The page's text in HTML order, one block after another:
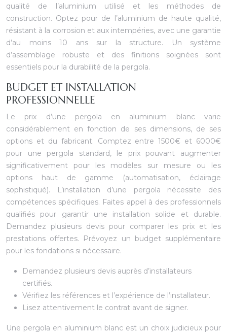
qualité de l’aluminium utilisé et les méthodes de
construction. Optez pour de l’aluminium de haute qualité,
résistant à la corrosion et aux intempéries, avec une garantie
d’au moins 10 ans sur la structure. Un système
d’assemblage robuste et des finitions soignées sont
essentiels pour la durabilité de la pergola.
BUDGET ET INSTALLATION
PROFESSIONNELLE
Le prix d’une pergola en aluminium blanc varie
considérablement en fonction de ses dimensions, de ses
options et du fabricant. Comptez entre 1500€ et 6000€
pour une pergola standard, le prix pouvant augmenter
significativement pour les modèles sur mesure ou les
options haut de gamme (automatisation, éclairage
sophistiqué). L’installation d’une pergola nécessite des
compétences spécifiques. Faites appel à des professionnels
qualifiés pour garantir une installation solide et durable.
Demandez plusieurs devis pour comparer les prix et les
prestations offertes. Prévoyez un budget supplémentaire
pour les fondations si nécessaire.
Demandez plusieurs devis auprès d’installateurs
certifiés.
Vérifiez les références et l’expérience de l’installateur.
Lisez attentivement le contrat avant de signer.
Une pergola en aluminium blanc est un choix judicieux pour